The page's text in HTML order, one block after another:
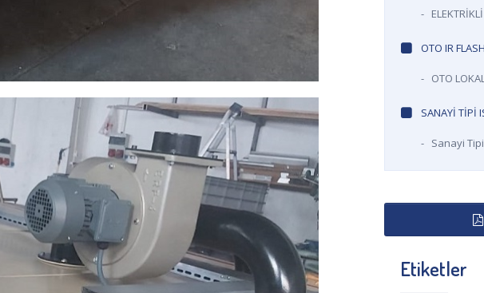
-
OTO IR
- OTO
SANAYI TIPI
- Sanayi Tipi
Etiketler